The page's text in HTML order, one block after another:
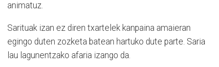
animatuz.
Sarituak izan ez diren txartelek kanpaina amaieran
egingo duten zozketa batean hartuko dute parte. Saria
lau lagunentzako afaria izango da.